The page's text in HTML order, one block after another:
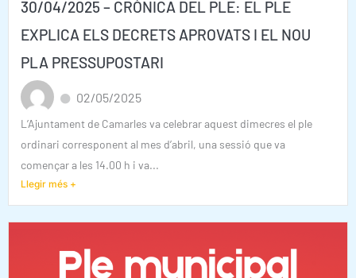
30/04/2025 – CRÒNICA DEL PLE: EL PLE
EXPLICA ELS DECRETS APROVATS I EL NOU
PLA PRESSUPOSTARI
02/05/2025
L’Ajuntament de Camarles va celebrar aquest dimecres el ple
ordinari corresponent al mes d’abril, una sessió que va
començar a les 14.00 h i va...
Llegir més +